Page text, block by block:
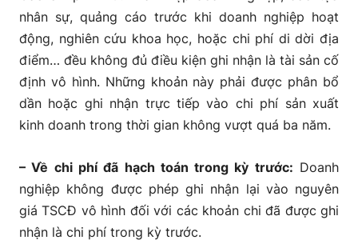
nhân sự, quảng cáo trước khi doanh nghiệp hoạt
động, nghiên cứu khoa học, hoặc chi phí di dời địa
điểm… đều không đủ điều kiện ghi nhận là tài sản cố
định vô hình. Những khoản này phải được phân bổ
dần hoặc ghi nhận trực tiếp vào chi phí sản xuất
kinh doanh trong thời gian không vượt quá ba năm.
– Về chi phí đã hạch toán trong kỳ trước: Doanh
nghiệp không được phép ghi nhận lại vào nguyên
giá TSCĐ vô hình đối với các khoản chi đã được ghi
nhận là chi phí trong kỳ trước.